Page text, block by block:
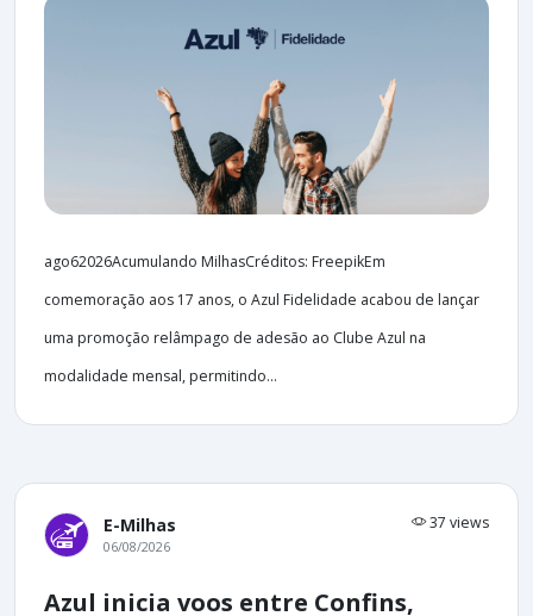
ago62026Acumulando MilhasCréditos: FreepikEm
comemoração aos 17 anos, o Azul Fidelidade acabou de lançar
uma promoção relâmpago de adesão ao Clube Azul na
modalidade mensal, permitindo...
E-Milhas 37 views
06/08/2026
Azul inicia voos entre Confins,